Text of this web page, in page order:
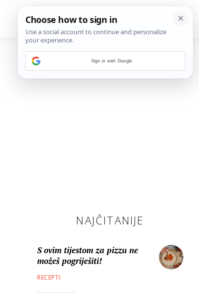
NAJČITANIJE
S ovim tijestom za pizzu ne
možeš pogriješiti!
RECEPTI
Sign in with Google